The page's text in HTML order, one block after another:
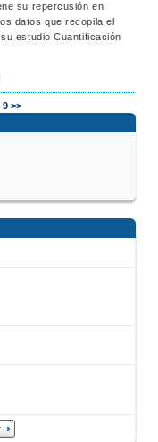
su repercusión en
datos que recopila el
estudio Cuantificación
9 >>